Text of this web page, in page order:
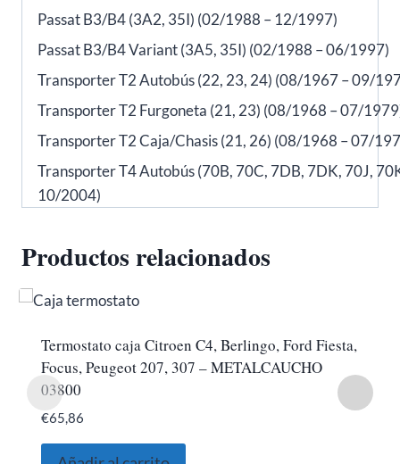
Passat B3/B4 (3A2, 35I) (02/1988 – 12/1997)
Passat B3/B4 Variant (3A5, 35I) (02/1988 – 06/1997)
Transporter T2 Autobús (22, 23, 24) (08/1967 – 09/
Transporter T2 Furgoneta (21, 23) (08/1968 – 07/
Transporter T2 Caja/Chasis (21, 26) (08/1968 – 07/
Transporter T4 Autobús (70B, 70C, 7DB, 7DK, 70J,
10/2004)
Productos relacionados
Termostato caja Citroen C4, Berlingo, Ford Fiesta,
Focus, Peugeot 207, 307 – METALCAUCHO
03800
€65,86